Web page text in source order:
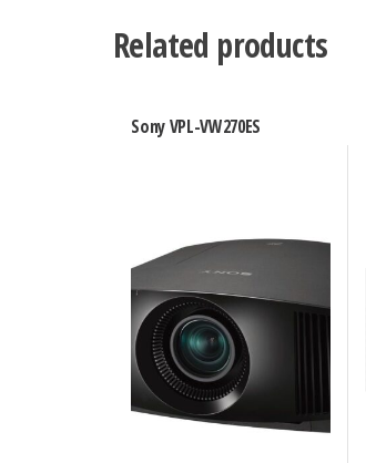
Related products
Sony VPL-VW270ES